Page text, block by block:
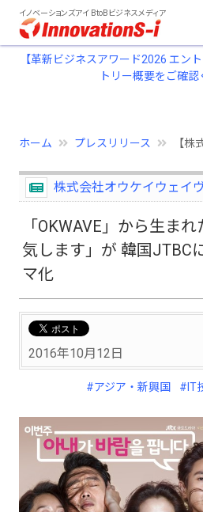
イノベーションズアイ BtoBビジネスメディア
【革新ビジネスアワード2026 エン
トリー概要をご確認
ホーム プレスリリース 【
株式会社オウケイウェイ
「OKWAVE」から生ま
気します」が 韓国JTBC
マ化
2016年10月12日
#アジア・新興国 #IT